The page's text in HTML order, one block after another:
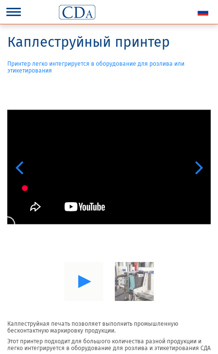
Previous Next
Каплеструйный принтер
Принтер легко интегрируется в оборудование для розлива или
этикетирования
Каплеструйная печать позволяет выполнить промышленную
бесконтактную маркировку продукции.
Этот принтер подходит для большого количества разной продукции и
легко интегрируется в оборудование для розлива и этикетирования СДА